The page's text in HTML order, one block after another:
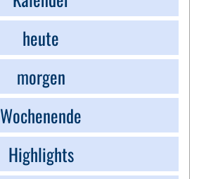
heute
morgen
Wochenende
Highlights